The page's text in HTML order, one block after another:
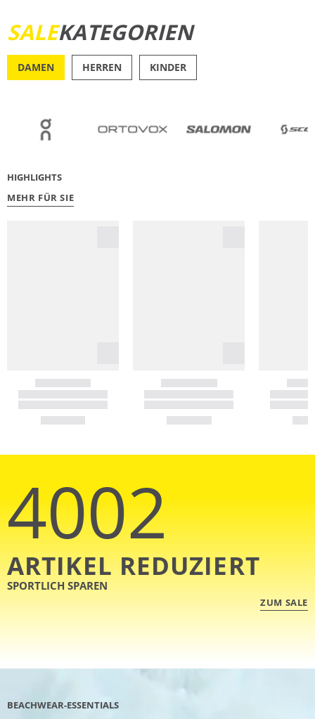
JETZT ENTDECKEN
SALEKATEGORIEN
DAMEN HERREN KINDER
HIGHLIGHTS
MEHR FÜR SIE
4002
ARTIKEL REDUZIERT
SPORTLICH SPAREN
ZUM SALE
BEACHWEAR-ESSENTIALS